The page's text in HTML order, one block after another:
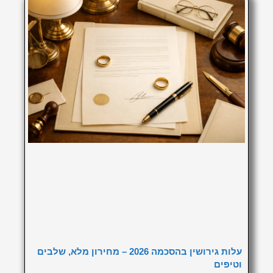
עלות גירושין בהסכמה 2026 – מחירון מלא, שלבים
וטיפים